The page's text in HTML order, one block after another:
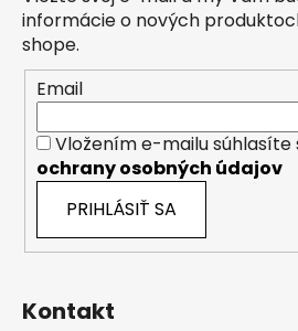
informácie o nových
shope.
Email
Vložením e-mailu súhlasíte
ochrany osobných údajov
PRIHLÁSIŤ SA
Kontakt